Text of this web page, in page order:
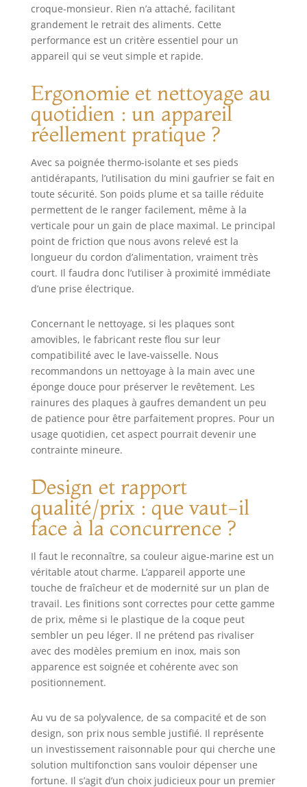
croque-monsieur. Rien n’a attaché, facilitant
grandement le retrait des aliments. Cette
performance est un critère essentiel pour un
appareil qui se veut simple et rapide.
Ergonomie et nettoyage au
quotidien : un appareil
réellement pratique ?
Avec sa poignée thermo-isolante et ses pieds
antidérapants, l’utilisation du mini gaufrier se fait en
toute sécurité. Son poids plume et sa taille réduite
permettent de le ranger facilement, même à la
verticale pour un gain de place maximal. Le principal
point de friction que nous avons relevé est la
longueur du cordon d’alimentation, vraiment très
court. Il faudra donc l’utiliser à proximité immédiate
d’une prise électrique.
Concernant le nettoyage, si les plaques sont
amovibles, le fabricant reste flou sur leur
compatibilité avec le lave-vaisselle. Nous
recommandons un nettoyage à la main avec une
éponge douce pour préserver le revêtement. Les
rainures des plaques à gaufres demandent un peu
de patience pour être parfaitement propres. Pour un
usage quotidien, cet aspect pourrait devenir une
contrainte mineure.
Design et rapport
qualité/prix : que vaut-il
face à la concurrence ?
Il faut le reconnaître, sa couleur aigue-marine est un
véritable atout charme. L’appareil apporte une
touche de fraîcheur et de modernité sur un plan de
travail. Les finitions sont correctes pour cette gamme
de prix, même si le plastique de la coque peut
sembler un peu léger. Il ne prétend pas rivaliser
avec des modèles premium en inox, mais son
apparence est soignée et cohérente avec son
positionnement.
Au vu de sa polyvalence, de sa compacité et de son
design, son prix nous semble justifié. Il représente
un investissement raisonnable pour qui cherche une
solution multifonction sans vouloir dépenser une
fortune. Il s’agit d’un choix judicieux pour un premier